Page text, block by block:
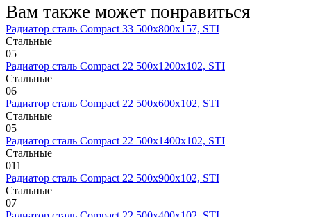
Вам также может понравиться
Радиатор сталь Compact 33 500х800х157, STI
Стальные
05
Радиатор сталь Compact 22 500х1200х102, STI
Стальные
06
Радиатор сталь Compact 22 500х600х102, STI
Стальные
05
Радиатор сталь Compact 22 500х1400х102, STI
Стальные
011
Радиатор сталь Compact 22 500х900х102, STI
Стальные
07